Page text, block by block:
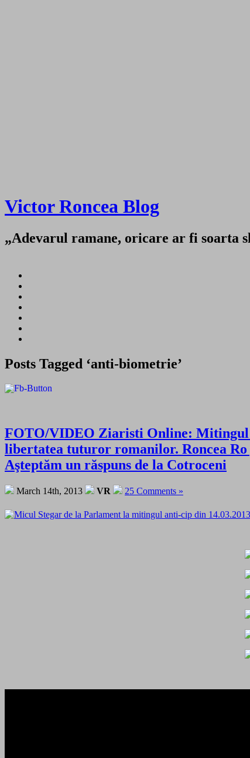
Victor Roncea Blog
„Adevarul ramane, oricare ar fi soarta
Posts Tagged ‘anti-biometrie’
FOTO/VIDEO Ziaristi Online: Mitingul
libertatea tuturor romanilor. Roncea
Aşteptăm un răspuns de la Cotroceni
March 14th, 2013 VR 25 Comments »